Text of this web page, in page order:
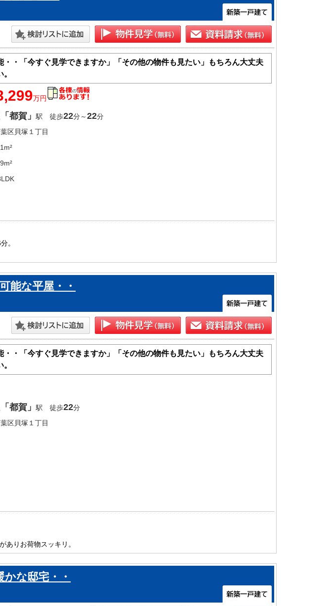
・・「今すぐ見学できますか」「その他の物件も見たい」もちろん大丈夫
万円
「都賀」駅 徒歩22分～22分
区貝塚１丁目
。
にお問い合わせ下さい。
能な平屋・・
・・「今すぐ見学できますか」「その他の物件も見たい」もちろん大丈夫
「都賀」駅 徒歩22分
区貝塚１丁目
ありお荷物スッキリ。
お問い合わせ下さい。
な邸宅・・